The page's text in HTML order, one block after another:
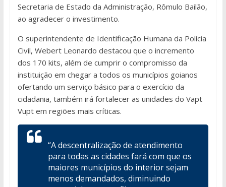
Secretaria de Estado da Administração, Rômulo Bailão,
ao agradecer o investimento.
O superintendente de Identificação Humana da Polícia
Civil, Webert Leonardo destacou que o incremento
dos 170 kits, além de cumprir o compromisso da
instituição em chegar a todos os municípios goianos
ofertando um serviço básico para o exercício da
cidadania, também irá fortalecer as unidades do Vapt
Vupt em regiões mais críticas.
“A descentralização de atendimento
para todas as cidades fará com que os
maiores municípios do interior sejam
menos demandados, diminuindo